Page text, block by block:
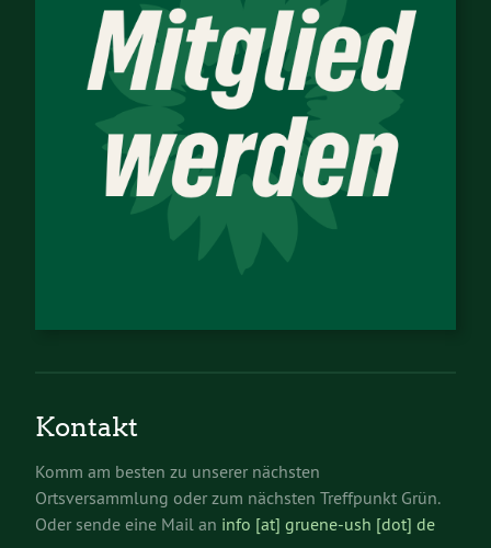
Kontakt
Komm am besten zu unserer nächsten
Ortsversammlung oder zum nächsten Treffpunkt Grün.
Oder sende eine Mail an info [at] gruene-ush [dot] de